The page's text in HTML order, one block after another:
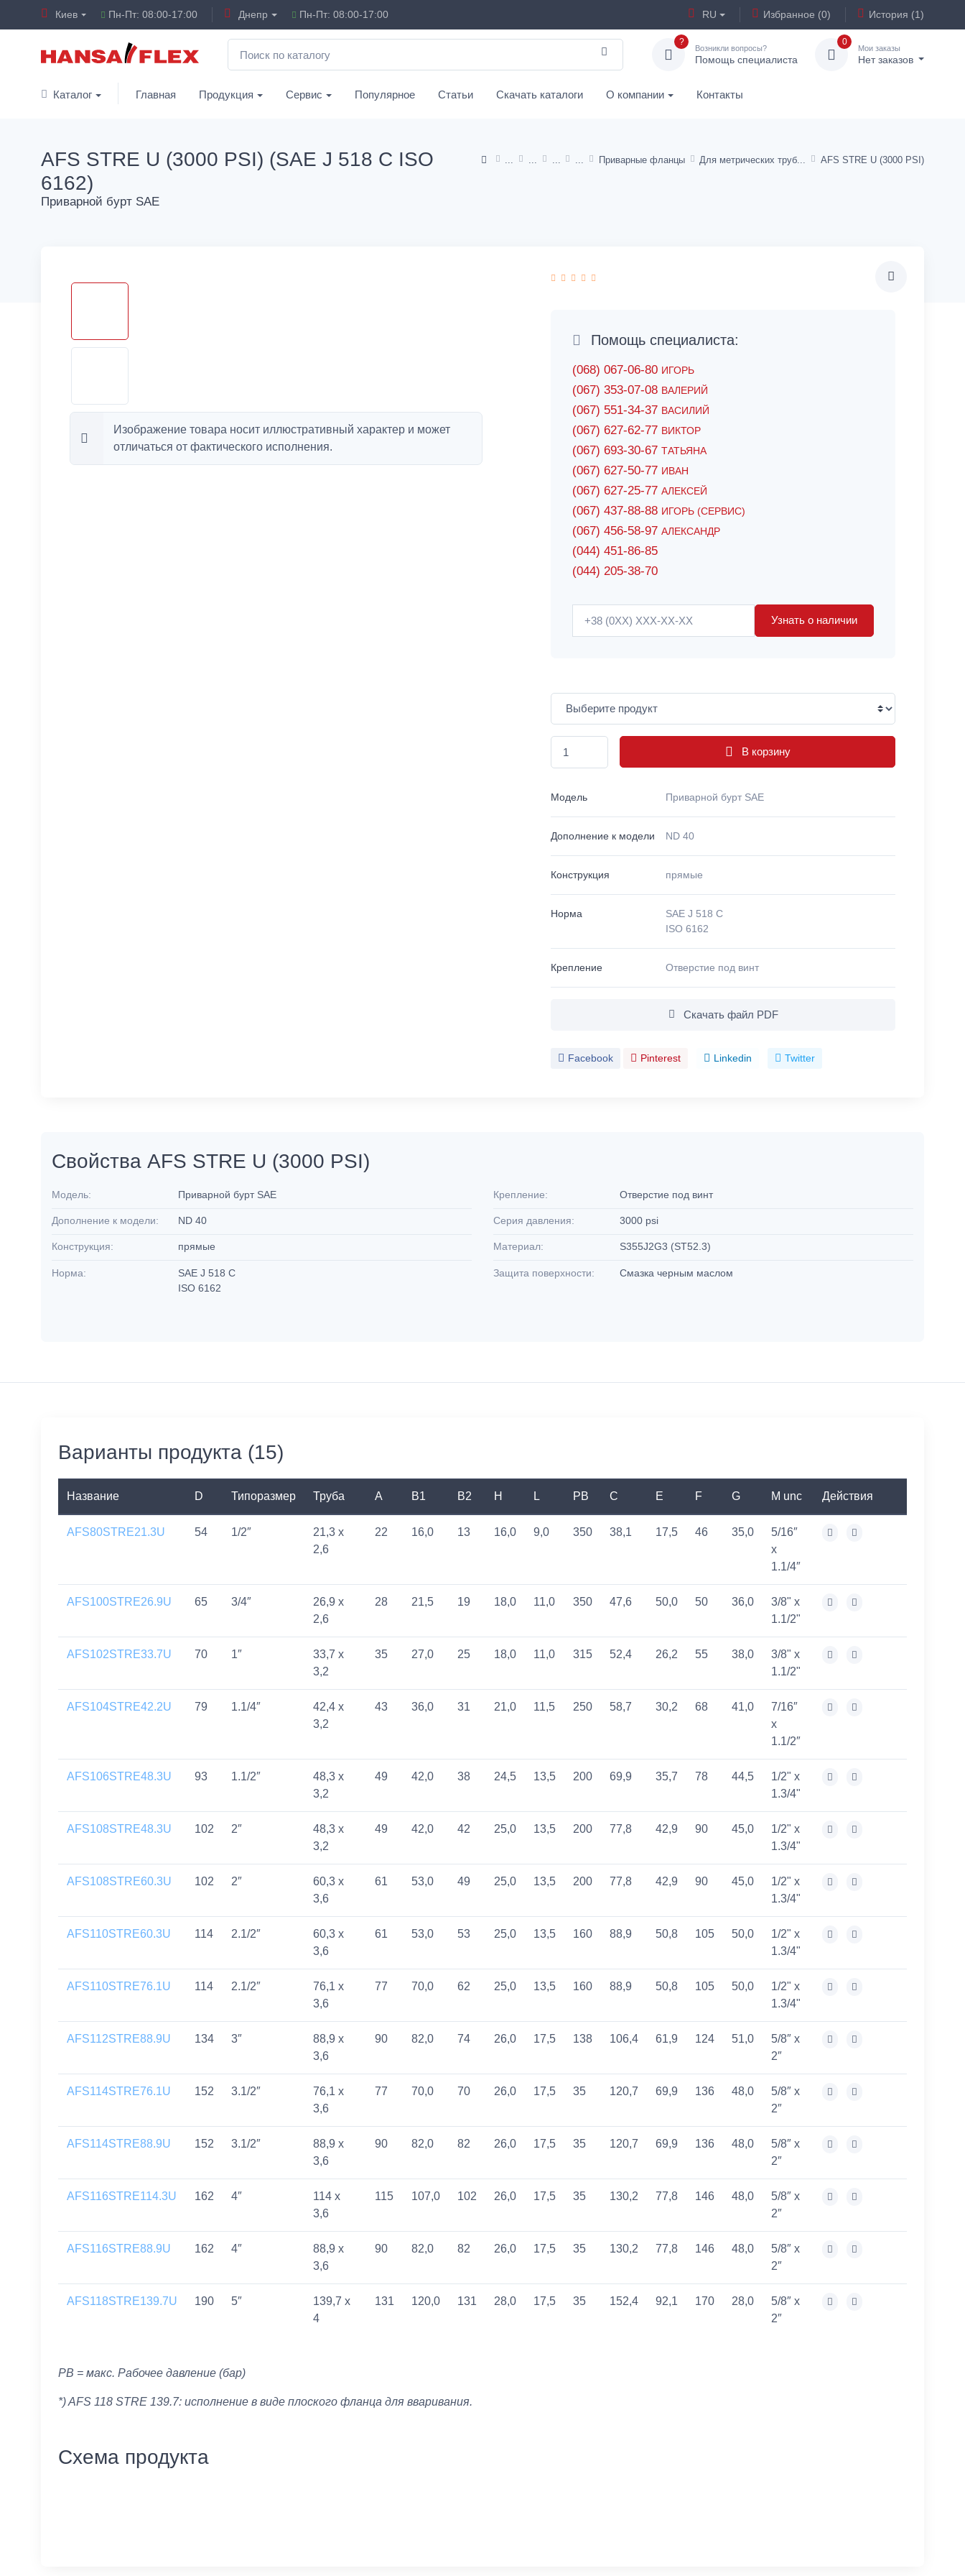
Киев Пн-Пт: 08:00-17:00 Днепр Пн-Пт: 08:00-17:00 RU Избранное (0) История (1)
?
Возникли вопросы?
Помощь специалиста
0
Мои заказы
Нет заказов
Каталог Главная Продукция Сервис Популярное Статьи Скачать каталоги О компании Контакты
Приварные фланцы Для метрических труб AFS STRE U (3000 PSI)
AFS STRE U (3000 PSI) (SAE J 518 C ISO
6162)
Приварной бурт SAE
Изображение товара носит иллюстративный характер и может
отличаться от фактического исполнения.
Помощь специалиста:
(068) 067-06-80 ИГОРЬ
(067) 353-07-08 ВАЛЕРИЙ
(067) 551-34-37 ВАСИЛИЙ
(067) 627-62-77 ВИКТОР
(067) 693-30-67 ТАТЬЯНА
(067) 627-50-77 ИВАН
(067) 627-25-77 АЛЕКСЕЙ
(067) 437-88-88 ИГОРЬ (СЕРВИС)
(067) 456-58-97 АЛЕКСАНДР
(044) 451-86-85
(044) 205-38-70
Узнать о наличии
В корзину
Модель Приварной бурт SAE
Дополнение к модели ND 40
Конструкция прямые
Норма
SAE J 518 C
ISO 6162
Крепление Отверстие под винт
Скачать файл PDF
Facebook Pinterest Linkedin Twitter
Свойства AFS STRE U (3000 PSI)
Модель: Приварной бурт SAE
Дополнение к модели: ND 40
Конструкция: прямые
Норма:
SAE J 518 C
ISO 6162
Крепление: Отверстие под винт
Серия давления: 3000 psi
Материал: S355J2G3 (ST52.3)
Защита поверхности: Смазка черным маслом
Варианты продукта (15)
Название D Типоразмер Труба A B1 B2 H L PB C E F G M unc Действия
AFS80STRE21.3U 54 1/2″
21,3 x
2,6
22 16,0 13 16,0 9,0 350 38,1 17,5 46 35,0
5/16″
x
1.1/4″
AFS100STRE26.9U 65 3/4″
26,9 x
2,6
28 21,5 19 18,0 11,0 350 47,6 50,0 50 36,0
3/8" x
1.1/2"
AFS102STRE33.7U 70 1″
33,7 x
3,2
35 27,0 25 18,0 11,0 315 52,4 26,2 55 38,0
3/8" x
1.1/2"
AFS104STRE42.2U 79 1.1/4″
42,4 x
3,2
43 36,0 31 21,0 11,5 250 58,7 30,2 68 41,0
7/16″
x
1.1/2″
AFS106STRE48.3U 93 1.1/2″
48,3 x
3,2
49 42,0 38 24,5 13,5 200 69,9 35,7 78 44,5
1/2" x
1.3/4"
AFS108STRE48.3U 102 2″
48,3 x
3,2
49 42,0 42 25,0 13,5 200 77,8 42,9 90 45,0
1/2" x
1.3/4"
AFS108STRE60.3U 102 2″
60,3 x
3,6
61 53,0 49 25,0 13,5 200 77,8 42,9 90 45,0
1/2" x
1.3/4"
AFS110STRE60.3U 114 2.1/2″
60,3 x
3,6
61 53,0 53 25,0 13,5 160 88,9 50,8 105 50,0
1/2" x
1.3/4"
AFS110STRE76.1U 114 2.1/2″
76,1 x
3,6
77 70,0 62 25,0 13,5 160 88,9 50,8 105 50,0
1/2" x
1.3/4"
AFS112STRE88.9U 134 3″
88,9 x
3,6
90 82,0 74 26,0 17,5 138 106,4 61,9 124 51,0
5/8″ x
2″
AFS114STRE76.1U 152 3.1/2″
76,1 x
3,6
77 70,0 70 26,0 17,5 35 120,7 69,9 136 48,0
5/8″ x
2″
AFS114STRE88.9U 152 3.1/2″
88,9 x
3,6
90 82,0 82 26,0 17,5 35 120,7 69,9 136 48,0
5/8″ x
2″
AFS116STRE114.3U 162 4″
114 x
3,6
115 107,0 102 26,0 17,5 35 130,2 77,8 146 48,0
5/8″ x
2″
AFS116STRE88.9U 162 4″
88,9 x
3,6
90 82,0 82 26,0 17,5 35 130,2 77,8 146 48,0
5/8″ x
2″
AFS118STRE139.7U 190 5″
139,7 x
4
131 120,0 131 28,0 17,5 35 152,4 92,1 170 28,0
5/8″ x
2″
PB = макс. Рабочее давление (бар)
*) AFS 118 STRE 139.7: исполнение в виде плоского фланца для вваривания.
Схема продукта